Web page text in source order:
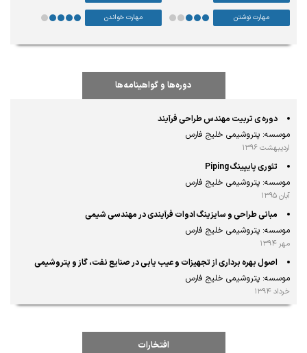
مهارت خواندن مهارت نوشتن
دوره‌ها و گواهینامه‌ها
دوره ی تربیت مهندس طراحی فرآیند
موسسه: پتروشیمی خلیج فارس
اردیبهشت ۱۳۹۶
تئوری پایپینگ Piping
موسسه: پتروشیمی خلیج فارس
آبان ۱۳۹۵
مبانی طراحی و سایزینگ ادوات فرآیندی در مهندسی شیمی
موسسه: پتروشیمی خلیج فارس
مهر ۱۳۹۴
اصول بهره برداری از تجهیزات و عیب یابی در صنایع نفت، گاز و پتروشیمی
موسسه: پتروشیمی خلیج فارس
خرداد ۱۳۹۴
افتخارات